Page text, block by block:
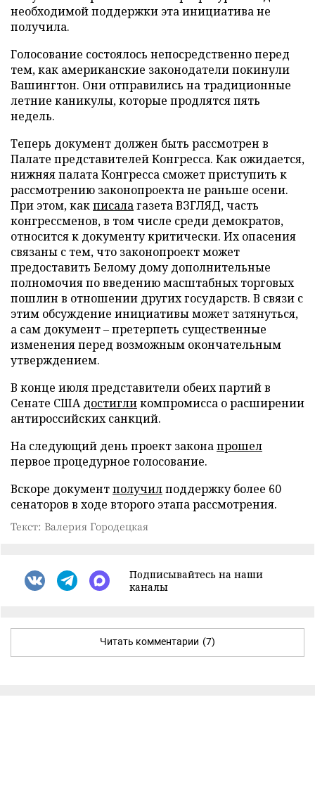
необходимой поддержки эта инициатива не
получила.
Голосование состоялось непосредственно перед
тем, как американские законодатели покинули
Вашингтон. Они отправились на традиционные
летние каникулы, которые продлятся пять
недель.
Теперь документ должен быть рассмотрен в
Палате представителей Конгресса. Как ожидается,
нижняя палата Конгресса сможет приступить к
рассмотрению законопроекта не раньше осени.
При этом, какписалагазета ВЗГЛЯД, часть
конгрессменов, в том числе среди демократов,
относится к документу критически. Их опасения
связаны с тем, что законопроект может
предоставить Белому дому дополнительные
полномочия по введению масштабных торговых
пошлин в отношении других государств. В связи с
этим обсуждение инициативы может затянуться,
а сам документ – претерпеть существенные
изменения перед возможным окончательным
утверждением.
В конце июля представители обеих партий в
Сенате СШАдостигликомпромисса о расширении
антироссийских санкций.
На следующий день проект законапрошел
первое процедурное голосование.
Вскоре документполучилподдержку более 60
сенаторов в ходе второго этапа рассмотрения.
Текст: Валерия Городецкая
Подписывайтесь на наши
каналы
Читать комментарии (7)